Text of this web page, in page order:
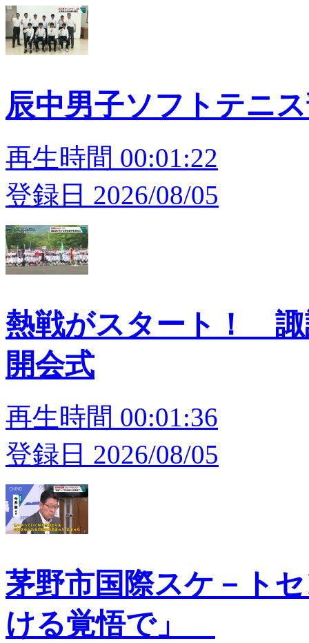
辰中男子ソフトテニ
再生時間 00:01:22
登録日 2026/08/05
熱戦がスタート！
開会式
再生時間 00:01:36
登録日 2026/08/05
茅野市国際スケ－ト
ける覚悟で」